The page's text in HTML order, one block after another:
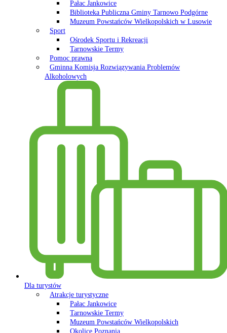
Pałac Jankowice
Biblioteka Publiczna Gminy Tarnowo Podgórne
Muzeum Powstańców Wielkopolskich w Lusowie
Sport
Ośrodek Sportu i Rekreacji
Tarnowskie Termy
Pomoc prawna
Gminna Komisja Rozwiązywania Problemów
Alkoholowych
Dla turystów
Atrakcje turystyczne
Pałac Jankowice
Tarnowskie Termy
Muzeum Powstańców Wielkopolskich
Okolice Poznania